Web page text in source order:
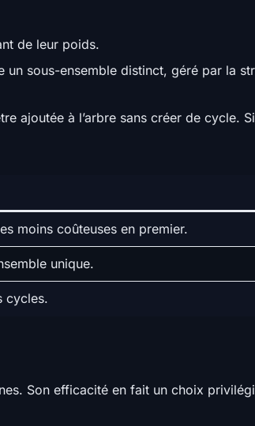
de leur poids.
un sous-ensemble distinct, géré par la
ajoutée à l’arbre sans créer de cycle.
moins coûteuses en premier.
unique.
cycles.
Son efficacité en fait un choix